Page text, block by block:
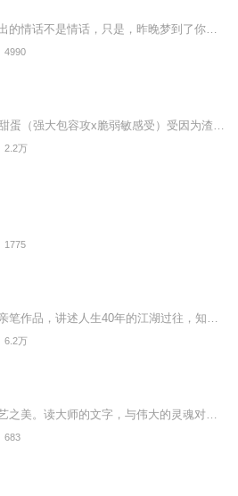
4990
2.2万
1775
6.2万
683